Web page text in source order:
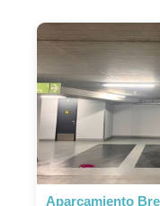
Aparcamiento